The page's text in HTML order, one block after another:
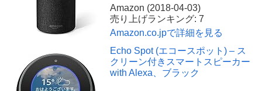
Amazon (2018-04-03)
売り上げランキング: 7
Amazon.co.jpで詳細を見る
Echo Spot (エコースポット) – ス
クリーン付きスマートスピーカー
with Alexa、ブラック